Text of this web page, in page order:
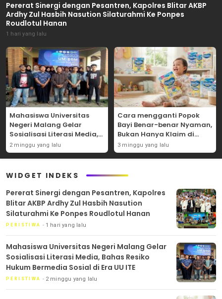
Pererat Sinergi dengan Pesantren, Kapolres Blitar AKBP
Ardhy Zul Hasbih Nasution Silaturahmi Ke Ponpes
Roudlotul Hanan
1 hari yang lalu
Mahasiswa Universitas
Negeri Malang Gelar
Sosialisasi Literasi Media,
Bahas Resiko Hukum
Bermedia Sosial di Era UU
2 minggu yang lalu
Cara mengganti Popok
Bayi Benar-benar Nyaman,
Bukan Hanya Klaim di
Kemasan
3 minggu yang lalu
WIDGET INDEKS
Pererat Sinergi dengan Pesantren, Kapolres
Blitar AKBP Ardhy Zul Hasbih Nasution
Silaturahmi Ke Ponpes Roudlotul Hanan
PERISTIWA 1 hari yang lalu
Mahasiswa Universitas Negeri Malang Gelar
Sosialisasi Literasi Media, Bahas Resiko
Hukum Bermedia Sosial di Era UU ITE
PERISTIWA 2 minggu yang lalu